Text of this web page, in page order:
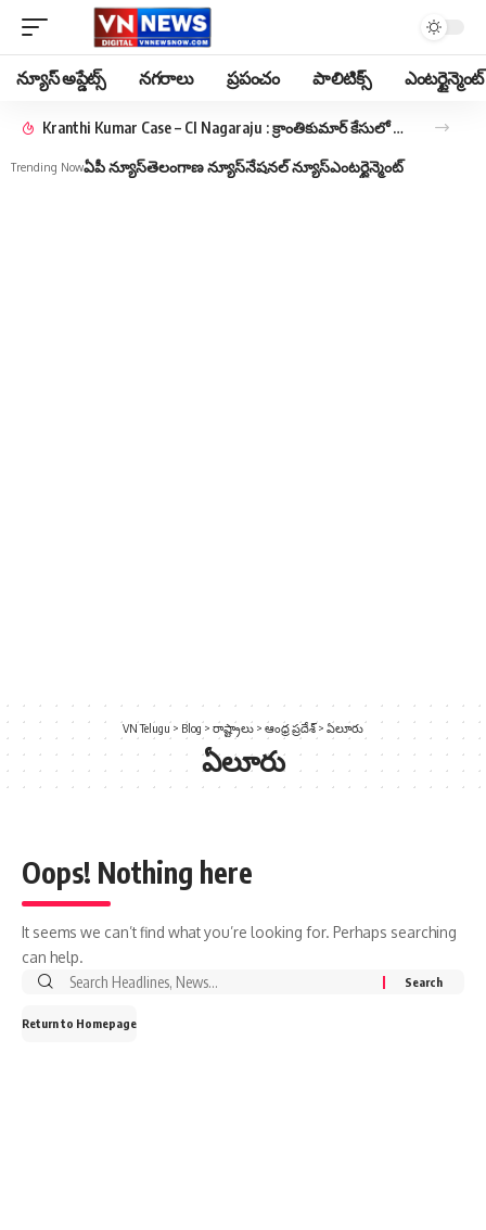
న్యూస్ అప్డేట్స్ నగరాలు ప్రపంచం పాలిటిక్స్ ఎంటర్టైన్మెంట్
Kranthi Kumar Case – CI Nagaraju : క్రాంతికుమార్ కేసులో మాజీ సీఐ నాగరాజుకు మరో ఉచ్చు.. అట్రాసిటీ కేసు..
Trending Nowఏపీ న్యూస్తెలంగాణ న్యూస్నేషనల్ న్యూస్ఎంటర్టైన్మెంట్
VN Telugu> Blog> రాష్ట్రాలు > ఆంధ్ర ప్రదేశ్> ఏలూరు
ఏలూరు
Oops! Nothing here
It seems we can’t find what you’re looking for. Perhaps searching
can help.
Return to Homepage